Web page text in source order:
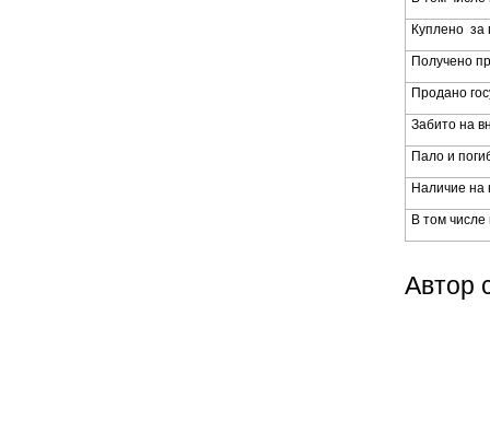
Куплено за
Получено
Продано
Забито на
Пало и
Наличие на
В том числе
Автор